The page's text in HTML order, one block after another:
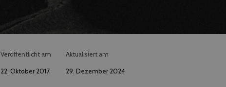
Veröffentlicht am
22. Oktober 2017
Aktualisiert am
29. Dezember 2024